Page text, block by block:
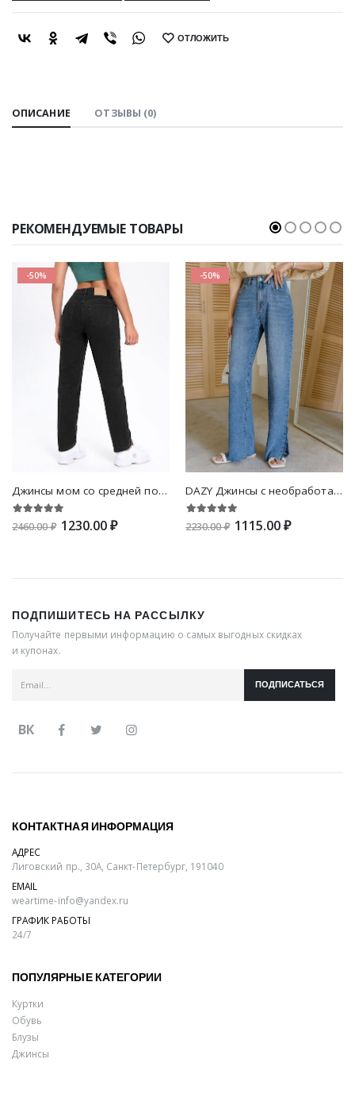
SHARE: ОТЛОЖИТЬ
ОПИСАНИЕ ОТЗЫВЫ (0)
РЕКОМЕНДУЕМЫЕ ТОВАРЫ
-50%
Джинсы мом со средней посадкой
2460.00 ₽ 1230.00 ₽
-50%
DAZY Джинсы с необработанной отделкой с разрезом
2230.00 ₽ 1115.00 ₽
ПОДПИШИТЕСЬ НА РАССЫЛКУ
Получайте первыми информацию о самых выгодных скидках
и купонах.
ПОДПИСАТЬСЯ
ВК
КОНТАКТНАЯ ИНФОРМАЦИЯ
АДРЕС
Лиговский пр., 30А, Санкт-Петербург, 191040
EMAIL
weartime-info@yandex.ru
ГРАФИК РАБОТЫ
24/7
ПОПУЛЯРНЫЕ КАТЕГОРИИ
Куртки
Обувь
Блузы
Джинсы